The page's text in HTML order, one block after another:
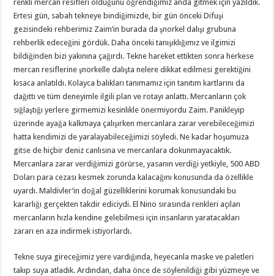
renkli mercan resifleri olduğunu öğrendiğimiz anda gitmek için yazıldık.
Ertesi gün, sabah tekneye bindiğimizde, bir gün önceki Difuşi
gezisindeki rehberimiz Zaim’in burada da şnorkel dalışı grubuna
rehberlik edeceğini gördük. Daha önceki tanışıklığımız ve ilgimizi
bildiğinden bizi yakınına çağırdı. Tekne hareket ettikten sonra herkese
mercan resiflerine şnorkelle dalışta nelere dikkat edilmesi gerektiğini
kısaca anlatıldı. Kolayca balıkları tanımamız için tanıtım kartlarını da
dağıttı ve tüm deneyimle ilgili plan ve rotayı anlattı. Mercanların çok
sığlaştığı yerlere girmemizi kesinlikle önermiyordu Zaim. Panikleyip
üzerinde ayağa kalkmaya çalışırken mercanlara zarar verebileceğimizi
hatta kendimizi de yaralayabileceğimizi söyledi. Ne kadar hoşumuza
gitse de hiçbir deniz canlısına ve mercanlara dokunmayacaktık.
Mercanlara zarar verdiğimizi görürse, yasanın verdiği yetkiyle, 500 ABD
Doları para cezası kesmek zorunda kalacağını konusunda da özellikle
uyardı. Maldivler’in doğal güzelliklerini korumak konusundaki bu
kararlığı gerçekten takdir ediciydi. El Nino sırasında renkleri açılan
mercanların hızla kendine gelebilmesi için insanların yaratacakları
zararı en aza indirmek istiyorlardı.
Tekne suya gireceğimiz yere vardığında, heyecanla maske ve paletleri
takıp suya atladık. Ardından, daha önce de söylenildiği gibi yüzmeye ve